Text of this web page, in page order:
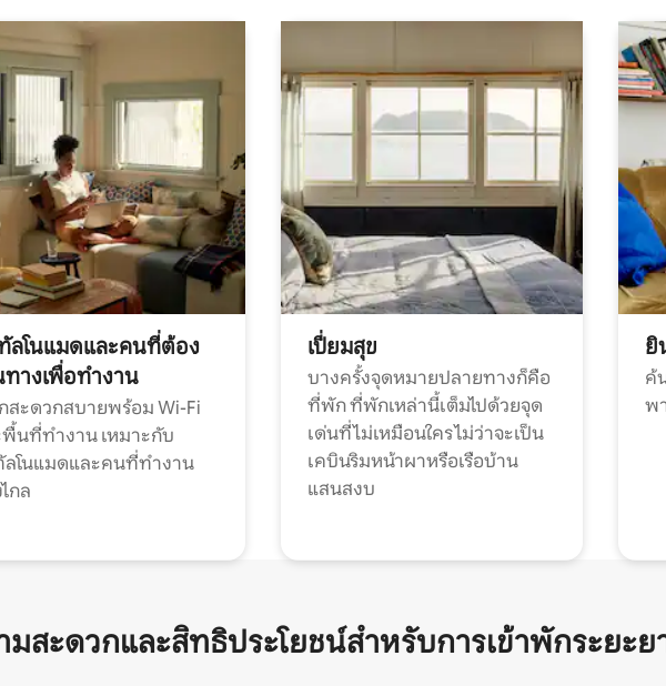
ลโนแมดและคนที่ต้อง
ทางเพื่อทำงาน
ะดวกสบายพร้อม Wi-Fi
นที่ทำงาน เหมาะกับ
ลโนแมดและคนที่ทำงาน
กล
เปี่ยมสุข
บางครั้งจุดหมายปลายทางก็คือ
ที่พัก ที่พักเหล่านี้เต็มไปด้วยจุด
เด่นที่ไม่เหมือนใคร ไม่ว่าจะเป็น
เคบินริมหน้าผาหรือเรือบ้าน
แสนสงบ
ยิ
ค้
พ
มสะดวกและสิทธิประโยชน์สำหรับการเข้าพักระยะย